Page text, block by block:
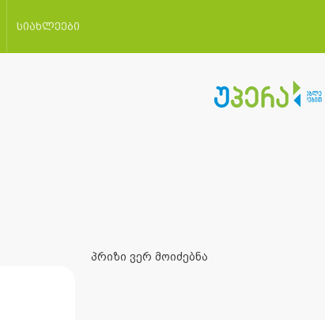
სიახლეები
პრიზი ვერ მოიძებნა